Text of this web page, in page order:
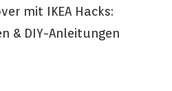
mit IKEA Hacks:
& DIY-Anleitungen